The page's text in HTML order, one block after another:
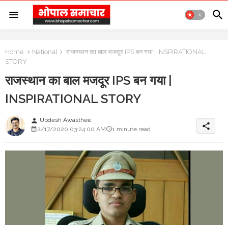
Home National
राजस्थान का बाल मजदूर IPS बन गया | INSPIRATIONAL
STORY
राजस्थान का बाल मजदूर IPS बन गया |
INSPIRATIONAL STORY
person Updesh Awasthee
2/17/2020 03:24:00 AM
1 minute read share